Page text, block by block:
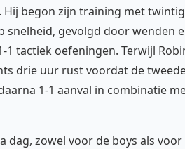
Hij begon zijn training met
snelheid, gevolgd door wenden
tactiek oefeningen. Terwijl
drie uur rust voordat de
1-1 aanval in combinatie
dag, zowel voor de boys als voor